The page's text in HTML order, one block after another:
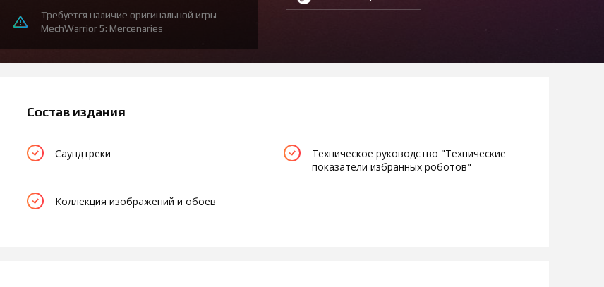
Требуется наличие оригинальной игры
MechWarrior 5: Mercenaries
Состав издания
Саундтреки
Техническое руководство "Технические
показатели избранных роботов"
Коллекция изображений и обоев